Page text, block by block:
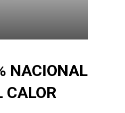
NACIONAL
CALOR